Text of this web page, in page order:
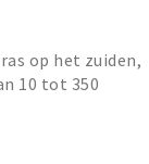
op het zuiden,
10 tot 350